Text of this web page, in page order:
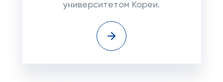
университетом Кореи.